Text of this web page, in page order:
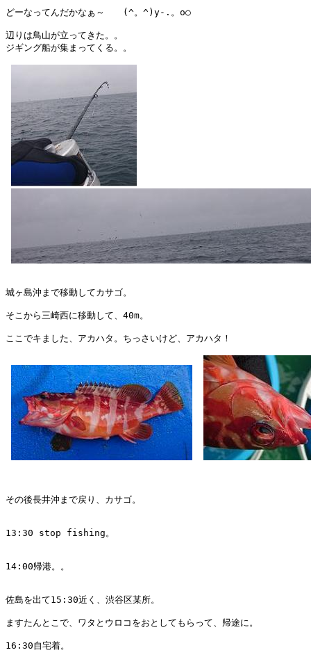
どーなってんだかなぁ～　　(^。^)y-.。o○
辺りは鳥山が立ってきた。。
ジギング船が集まってくる。。
城ヶ島沖まで移動してカサゴ。
そこから三崎西に移動して、40m。
ここでキました、アカハタ。ちっさいけど、アカハタ！
その後長井沖まで戻り、カサゴ。
13:30 stop fishing。
14:00帰港。。
佐島を出て15:30近く、渋谷区某所。
ますたんとこで、ワタとウロコをおとしてもらって、帰途に。
16:30自宅着。